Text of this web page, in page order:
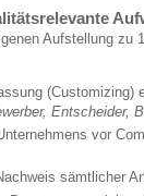
Aufstellung
(Customizing)
Entscheider,
vor
sämtlicher